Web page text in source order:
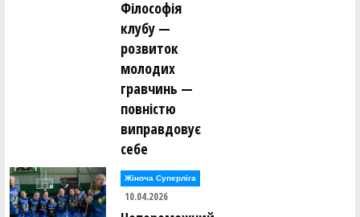
Філософія
клубу —
розвиток
молодих
гравчинь —
повністю
виправдовує
себе
Жіноча Суперліга
10.04.2026